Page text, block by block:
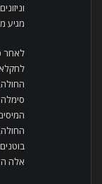
מגיע
לאחר
אלה